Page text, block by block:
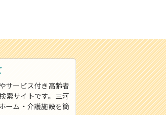
サービス付き高齢者
索サイトです。三河
ーム・介護施設を簡